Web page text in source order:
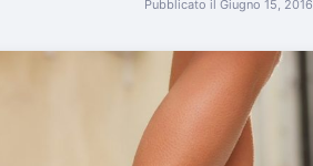
Pubblicato il Giugno 15, 2016